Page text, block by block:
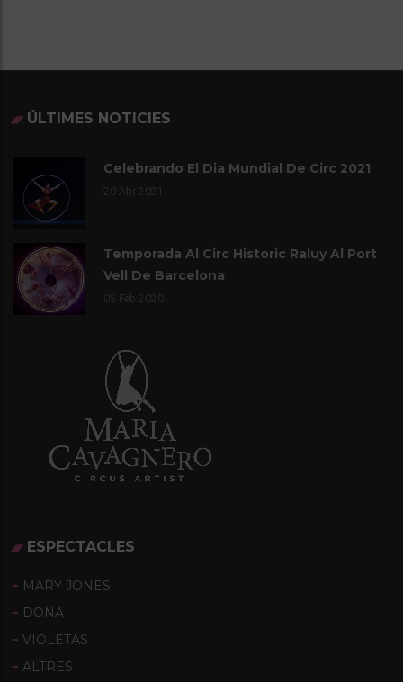
ÚLTIMES NOTICIES
Celebrando El Dia Mundial De Circ 2021
20 Abr 2021
Temporada Al Circ Historic Raluy Al Port
Vell De Barcelona
05 Feb 2020
ESPECTACLES
MARY JONES
DONA
VIOLETAS
ALTRES